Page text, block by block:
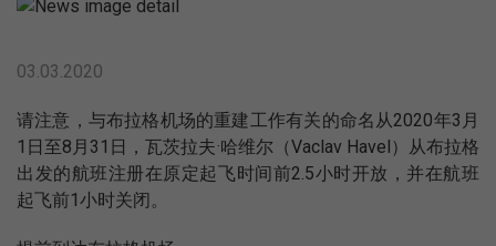
03.03.2020
请注意，与布拉格机场的重建工作有关的命名从2020年3月
1日至8月31日，瓦茨拉夫·哈维尔（Vaclav Havel）从布拉格
出发的航班注册在原定起飞时间前2.5小时开放，并在航班
起飞前1小时关闭。